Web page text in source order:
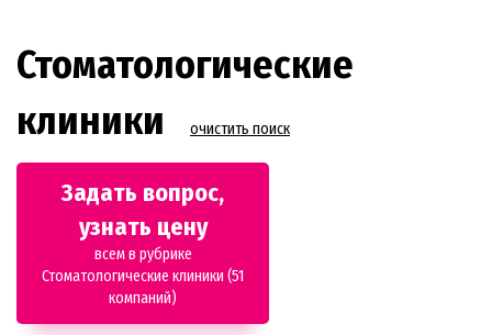
Стоматологические
клиники
очистить поиск
Задать вопрос,
узнать цену
всем в рубрике
Стоматологические клиники (51
компаний)